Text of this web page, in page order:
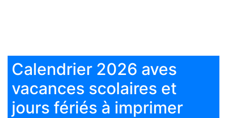
Calendrier 2026 aves
vacances scolaires et
jours fériés à imprimer